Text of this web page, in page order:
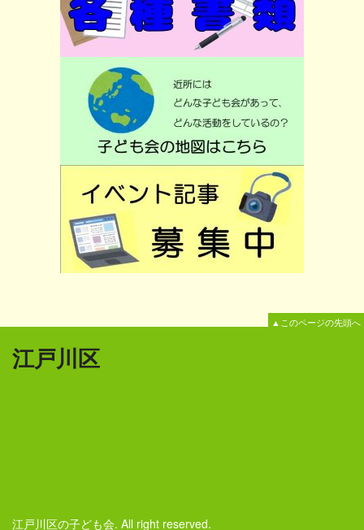
▲このページの先頭へ
江戸川区
江戸川区の子ども会. All right reserved.